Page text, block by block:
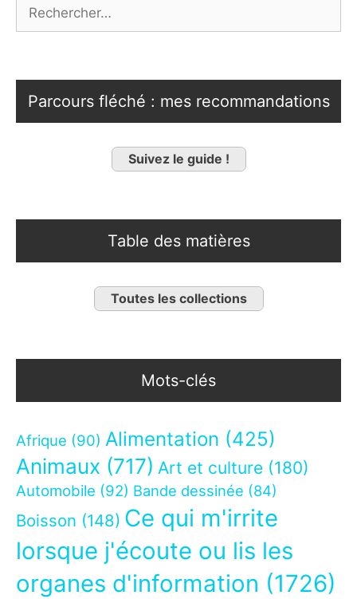
Parcours fléché : mes recommandations
Suivez le guide !
Table des matières
Toutes les collections
Mots-clés
Afrique (90) Alimentation (425)
Animaux (717) Art et culture (180)
Automobile (92) Bande dessinée (84)
Boisson (148) Ce qui m'irrite
lorsque j'écoute ou lis les
organes d'information (1726)